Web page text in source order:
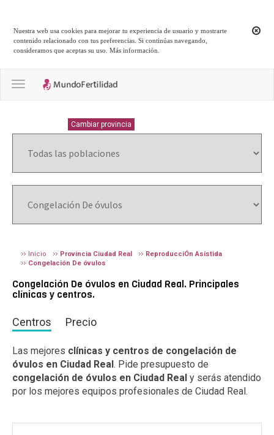
Nuestra web usa cookies para mejorar tu experiencia de usuario y mostrarte
contenido relacionado con tus preferencias. Si continúas navegando,
consideramos que aceptas su uso.Más información
Toggle navigation
Cambiar provincia
Inicio Provincia Ciudad Real
ReproducciÓn Asistida
Congelación De óvulos
Congelación De óvulos en Ciudad Real. Principales
clínicas y centros.
Centros Precio
Las mejores clínicas y centros de congelación de
óvulos en Ciudad Real . Pide presupuesto de
congelación de óvulos en Ciudad Real y serás atendido
por los mejores equipos profesionales de Ciudad Real.